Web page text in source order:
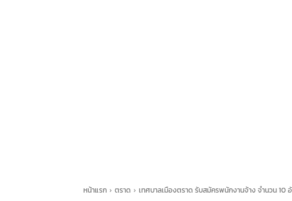
หน้าแรก ตราด เทศบาลเมืองตราด รับสมัครพนักงานจ้าง จำนวน